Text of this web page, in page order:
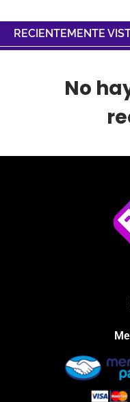
RECIENTEMENTE
No